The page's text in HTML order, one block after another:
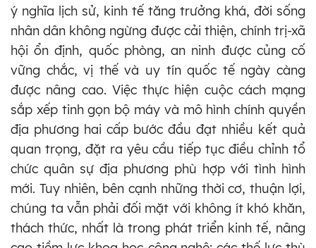
ý nghĩa lịch sử, kinh tế tăng trưởng khá, đời sống
nhân dân không ngừng được cải thiện, chính trị-xã
hội ổn định, quốc phòng, an ninh được củng cố
vững chắc, vị thế và uy tín quốc tế ngày càng
được nâng cao. Việc thực hiện cuộc cách mạng
sắp xếp tinh gọn bộ máy và mô hình chính quyền
địa phương hai cấp bước đầu đạt nhiều kết quả
quan trọng, đặt ra yêu cầu tiếp tục điều chỉnh tổ
chức quân sự địa phương phù hợp với tình hình
mới. Tuy nhiên, bên cạnh những thời cơ, thuận lợi,
chúng ta vẫn phải đối mặt với không ít khó khăn,
thách thức, nhất là trong phát triển kinh tế, nâng